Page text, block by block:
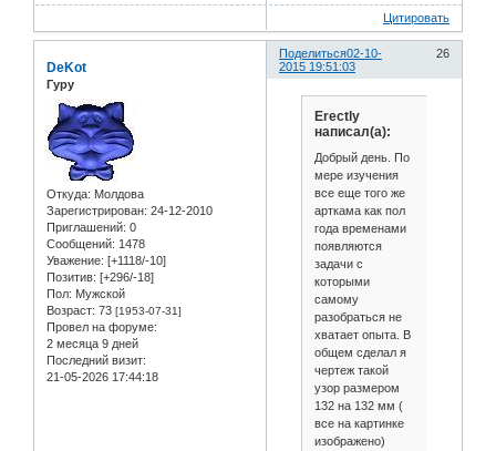
Цитировать
Поделиться 26
02-10-
2015 19:51:03
DeKot
Гуру
Откуда: Молдова
Зарегистрирован: 24-12-2010
Приглашений: 0
Сообщений: 1478
Уважение: [+1118/-10]
Позитив: [+296/-18]
Пол: Мужской
Возраст: 73 [1953-07-31]
Провел на форуме:
2 месяца 9 дней
Последний визит:
21-05-2026 17:44:18
Erectly
написал(а):
Добрый день. По
мере изучения
все еще того же
арткама как пол
года временами
появляются
задачи с
которыми
самому
разобраться не
хватает опыта. В
общем сделал я
чертеж такой
узор размером
132 на 132 мм (
все на картинке
изображено)